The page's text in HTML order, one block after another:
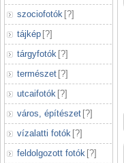
szociofotók [?]
tájkép [?]
tárgyfotók [?]
természet [?]
utcaifotók [?]
város, építészet [?]
vízalatti fotók [?]
feldolgozott fotók [?]